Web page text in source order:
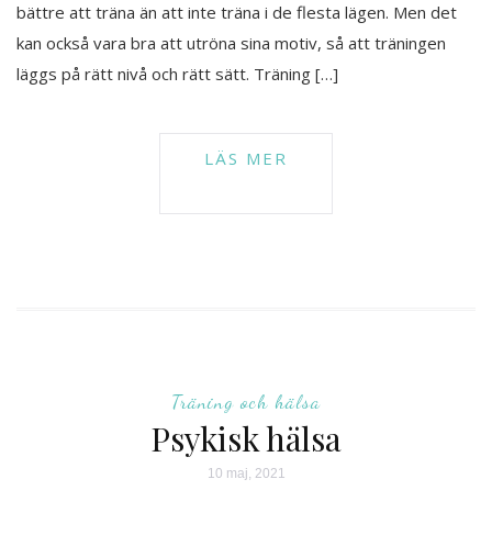
bättre att träna än att inte träna i de flesta lägen. Men det
kan också vara bra att utröna sina motiv, så att träningen
läggs på rätt nivå och rätt sätt. Träning […]
Träning och hälsa
Psykisk hälsa
10 maj, 2021